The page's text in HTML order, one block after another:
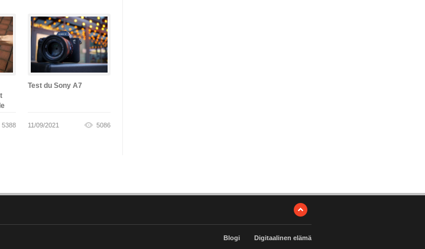
5388
Test du Sony A7
11/09/2021 5086
Blogi Digitaalinen elämä